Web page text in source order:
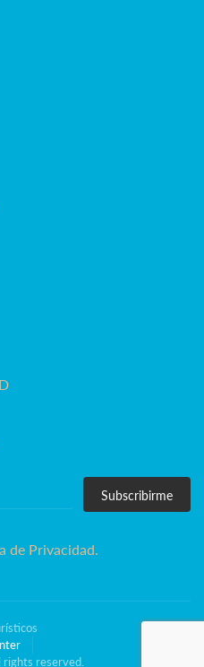
Subscribirme
de Privacidad.
rights reserved.